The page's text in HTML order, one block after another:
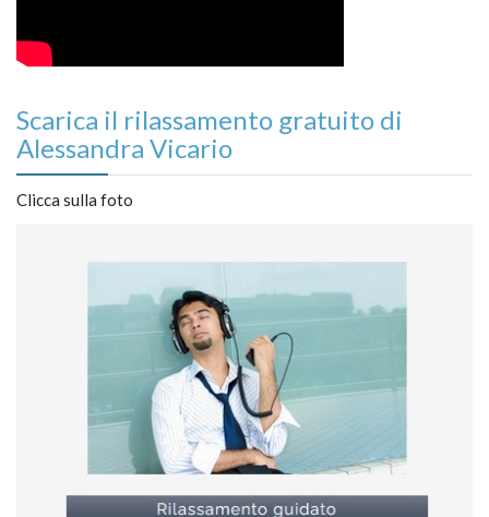
Scarica il rilassamento gratuito di
Alessandra Vicario
Clicca sulla foto